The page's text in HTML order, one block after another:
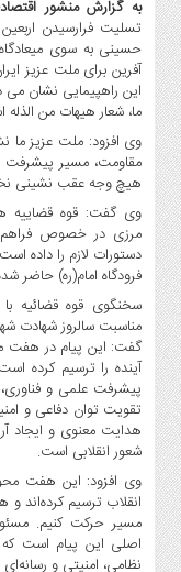
آوری
بانک
،
بیمه
و
ارز
دیجیتال
کشاورزی
و
صنایع
غذایی
و
بین
الملل
نگاه
روز
گوناگون
به گزارش منشور
تسلیت فرارسیدن
حسینی به سوی
آفرین برای ملت عزیز
این راهپیمایی نشان
ما، شعار هیهات من
وی افزود: ملت عزیز ما
مقاومت، مسیر پیشرفت
هیچ وجه عقب نشینی
وی گفت: قوه قضاییه
مرزی در خصوص فراهم
دستورات لازم را داده
فرودگاه امام(ره) حاضر
سخنگوی قوه قضائیه
مناسبت سالروز شهادت
گفت: این پیام در هفت
آینده را ترسیم کرده
پیشرفت علمی و
تقویت توان دفاعی و
هدایت معنوی و ایجاد
شعور انقلابی است.
وی افزود: این هفت
انقلاب ترسیم کرده‌اند
مسیر حرکت کنیم.
اصلی این پیام است که
نظامی، امنیتی و